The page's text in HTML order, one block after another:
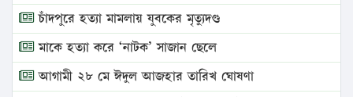
চাঁদপুরে হত্যা মামলায় যুবকের মৃত্যুদণ্ড
মাকে হত্যা করে ‘নাটক’ সাজান ছেলে
আগামী ২৮ মে ঈদুল আজহার তারিখ ঘোষণা